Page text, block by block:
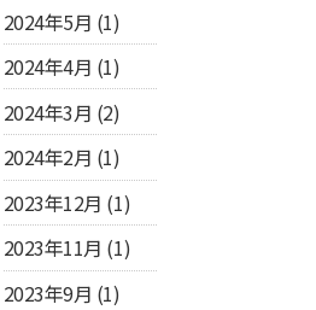
2024年5月 (1)
2024年4月 (1)
2024年3月 (2)
2024年2月 (1)
2023年12月 (1)
2023年11月 (1)
2023年9月 (1)